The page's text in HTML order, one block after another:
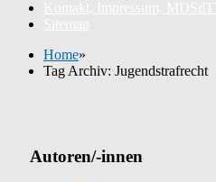
Home»
Tag Archiv: Jugendstrafrecht
Autoren/-innen